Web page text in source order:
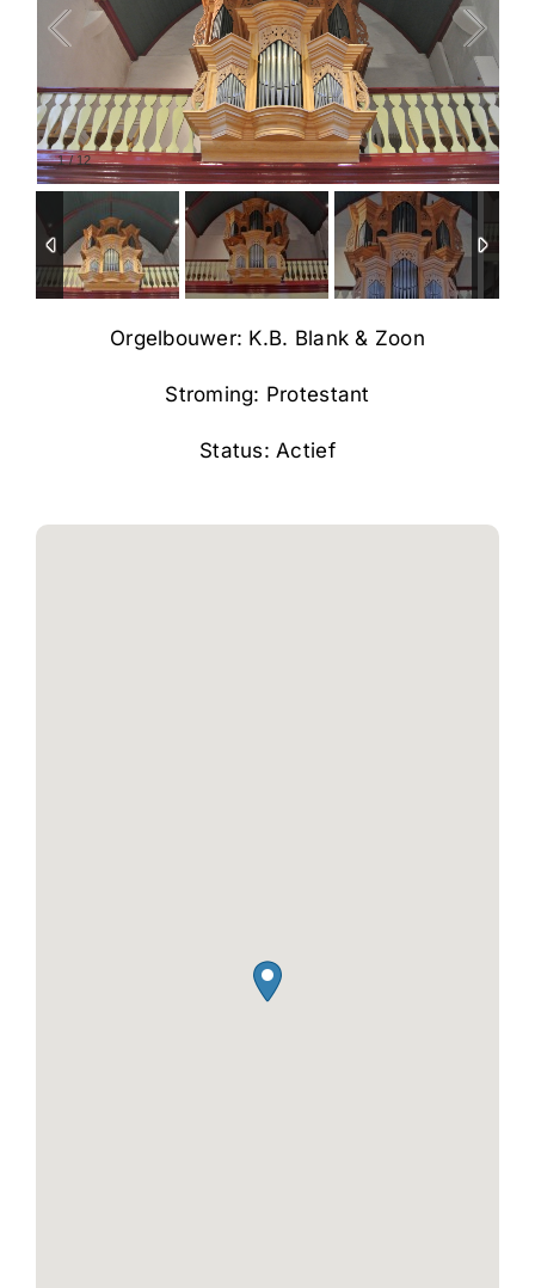
1/12
Orgelbouwer: K.B. Blank & Zoon
Stroming: Protestant
Status: Actief